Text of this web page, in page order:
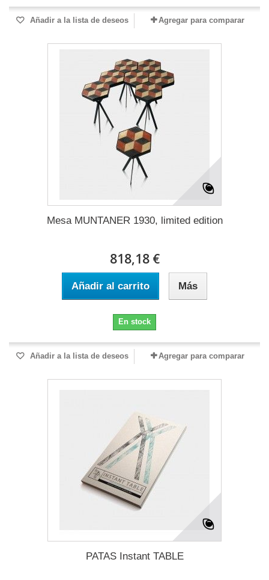
Añadir a la lista de deseos Agregar para comparar
Mesa MUNTANER 1930, limited edition
818,18 €
Añadir al carrito Más
En stock
Añadir a la lista de deseos Agregar para comparar
PATAS Instant TABLE